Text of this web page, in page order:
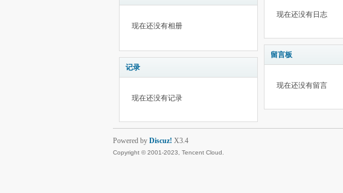
现在还没有相册
记录
现在还没有记录
现在还没有日志
留言板
现在还没有留言
Powered by Discuz! X3.4
Copyright © 2001-2023, Tencent Cloud.